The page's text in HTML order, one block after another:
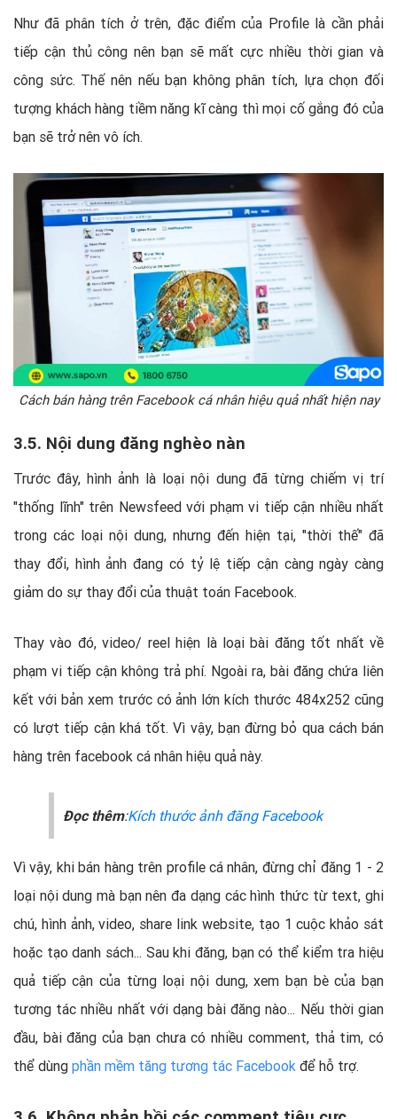
Như đã phân tích ở trên, đặc điểm của Profile là cần phải
tiếp cận thủ công nên bạn sẽ mất cực nhiều thời gian và
công sức. Thế nên nếu bạn không phân tích, lựa chọn đối
tượng khách hàng tiềm năng kĩ càng thì mọi cố gắng đó của
bạn sẽ trở nên vô ích.
Cách bán hàng trên Facebook cá nhân hiệu quả nhất hiện nay
3.5. Nội dung đăng nghèo nàn
Trước đây, hình ảnh là loại nội dung đã từng chiếm vị trí
"thống lĩnh" trên Newsfeed với phạm vi tiếp cận nhiều nhất
trong các loại nội dung, nhưng đến hiện tại, "thời thế" đã
thay đổi, hình ảnh đang có tỷ lệ tiếp cận càng ngày càng
giảm do sự thay đổi của thuật toán Facebook.
Thay vào đó, video/ reel hiện là loại bài đăng tốt nhất về
phạm vi tiếp cận không trả phí. Ngoài ra, bài đăng chứa liên
kết với bản xem trước có ảnh lớn kích thước 484x252 cũng
có lượt tiếp cận khá tốt. Vì vậy, bạn đừng bỏ qua cách bán
hàng trên facebook cá nhân hiệu quả này.
Đọc thêm:Kích thước ảnh đăng Facebook
Vì vậy, khi bán hàng trên profile cá nhân, đừng chỉ đăng 1 - 2
loại nội dung mà bạn nên đa dạng các hình thức từ text, ghi
chú, hình ảnh, video, share link website, tạo 1 cuộc khảo sát
hoặc tạo danh sách... Sau khi đăng, bạn có thể kiểm tra hiệu
quả tiếp cận của từng loại nội dung, xem bạn bè của bạn
tương tác nhiều nhất với dạng bài đăng nào... Nếu thời gian
đầu, bài đăng của bạn chưa có nhiều comment, thả tim, có
thể dùng phần mềm tăng tương tác Facebook để hỗ trợ.